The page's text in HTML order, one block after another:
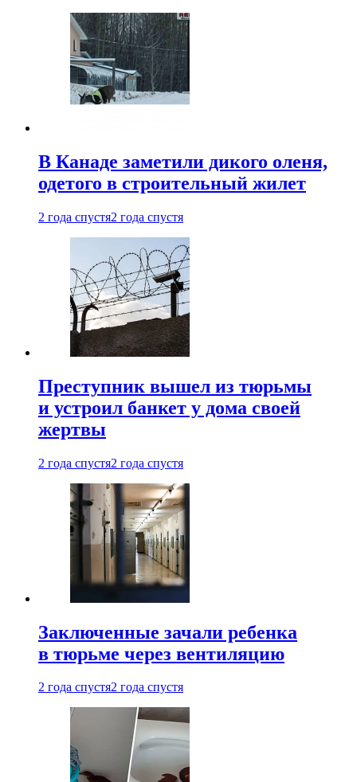
В Канаде заметили дикого оленя,
одетого в строительный жилет
2 года спустя2 года спустя
Преступник вышел из тюрьмы
и устроил банкет у дома своей
жертвы
2 года спустя2 года спустя
Заключенные зачали ребенка
в тюрьме через вентиляцию
2 года спустя2 года спустя